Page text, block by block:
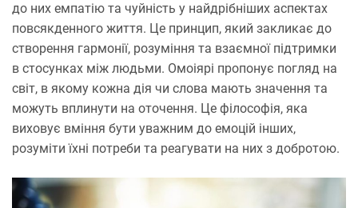
до них емпатію та чуйність у найдрібніших аспектах
повсякденного життя. Це принцип, який закликає до
створення гармонії, розуміння та взаємної підтримки
в стосунках між людьми. Омоіярі пропонує погляд на
світ, в якому кожна дія чи слова мають значення та
можуть вплинути на оточення. Це філософія, яка
виховує вміння бути уважним до емоцій інших,
розуміти їхні потреби та реагувати на них з добротою.